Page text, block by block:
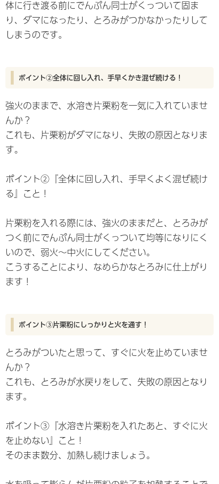
体に行き渡る前にでんぷん同士がくっついて固ま
り、ダマになったり、とろみがつかなかったりして
しまうのです。
ポイント②全体に回し入れ、手早くかき混ぜ続ける！
強火のままで、水溶き片栗粉を一気に入れていませ
んか？
これも、片栗粉がダマになり、失敗の原因となりま
す。
ポイント②『全体に回し入れ、手早くよく混ぜ続け
る』こと！
片栗粉を入れる際には、強火のままだと、とろみが
つく前にでんぷん同士がくっついて均等になりにく
いので、弱火～中火にしてください。
こうすることにより、なめらかなとろみに仕上がり
ます！
ポイント③片栗粉にしっかりと火を通す！
とろみがついたと思って、すぐに火を止めていませ
んか？
これも、とろみが水戻りをして、失敗の原因となり
ます。
ポイント③『水溶き片栗粉を入れたあと、すぐに火
を止めない』こと！
そのまま数分、加熱し続けましょう。